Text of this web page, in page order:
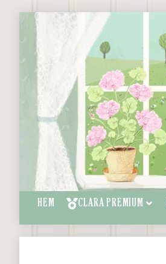
HEM CLARA PREMIUM